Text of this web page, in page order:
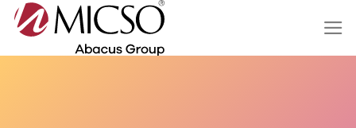
Salta
contenuti